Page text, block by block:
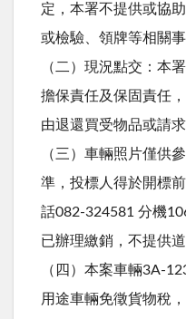
定，本署不提供或協
或檢驗、領牌等相關
（二）現況點交：本
擔保責任及保固責任
由退還買受物品或請求
（三）車輛照片僅供
準，投標人得於開標
話082-324581 分機
已辦理繳銷，不提供道
（四）本案車輛3A-
用途車輛免徵貨物稅